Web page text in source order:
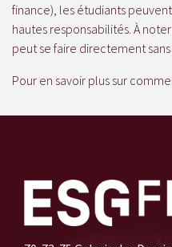
finance), les étudiants
hautes responsabilités. À
peut se faire directement sans
Pour en savoir plus sur